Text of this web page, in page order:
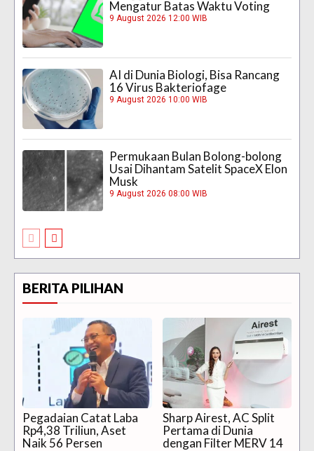
Mengatur Batas Waktu Voting
9 August 2026 12:00 WIB
AI di Dunia Biologi, Bisa Rancang
16 Virus Bakteriofage
9 August 2026 10:00 WIB
Permukaan Bulan Bolong-bolong
Usai Dihantam Satelit SpaceX Elon
Musk
9 August 2026 08:00 WIB
BERITA PILIHAN
Pegadaian Catat Laba
Rp4,38 Triliun, Aset
Naik 56 Persen
Sharp Airest, AC Split
Pertama di Dunia
dengan Filter MERV 14